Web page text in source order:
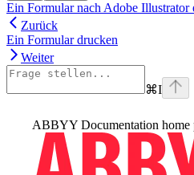
Ein Formular nach Adobe Illustrator
Zurück
Ein Formular drucken
Weiter
⌘I
ABBYY Documentation home